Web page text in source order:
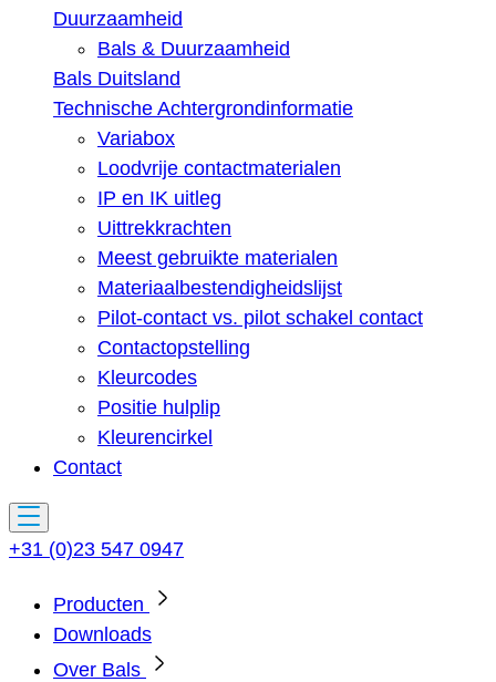
Duurzaamheid
Bals & Duurzaamheid
Bals Duitsland
Technische Achtergrondinformatie
Variabox
Loodvrije contactmaterialen
IP en IK uitleg
Uittrekkrachten
Meest gebruikte materialen
Materiaalbestendigheidslijst
Pilot-contact vs. pilot schakel contact
Contactopstelling
Kleurcodes
Positie hulplip
Kleurencirkel
Contact
+31 (0)23 547 0947
Producten
Downloads
Over Bals